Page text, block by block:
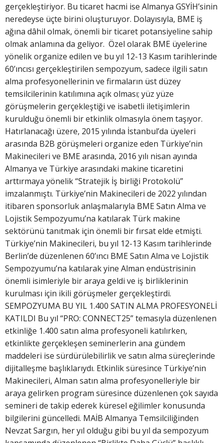
gerçekleştiriyor. Bu ticaret hacmi ise Almanya GSYİH’sinin
neredeyse üçte birini oluşturuyor. Dolayısıyla, BME iş
ağına dâhil olmak, önemli bir ticaret potansiyeline sahip
olmak anlamına da geliyor. Özel olarak BME üyelerine
yönelik organize edilen ve bu yıl 12-13 Kasım tarihlerinde
60’ıncısı gerçekleştirilen sempozyum, sadece ilgili satın
alma profesyonellerinin ve firmaların üst düzey
temsilcilerinin katılımına açık olması; yüz yüze
görüşmelerin gerçekleştiği ve isabetli iletişimlerin
kurulduğu önemli bir etkinlik olmasıyla önem taşıyor.
Hatırlanacağı üzere, 2015 yılında İstanbul’da üyeleri
arasında B2B görüşmeleri organize eden Türkiye’nin
Makinecileri ve BME arasında, 2016 yılı nisan ayında
Almanya ve Türkiye arasındaki makine ticaretini
arttırmaya yönelik “Stratejik İş birliği Protokolü”
imzalanmıştı. Türkiye’nin Makinecileri de 2022 yılından
itibaren sponsorluk anlaşmalarıyla BME Satın Alma ve
Lojistik Sempozyumu’na katılarak Türk makine
sektörünü tanıtmak için önemli bir fırsat elde etmişti.
Türkiye’nin Makinecileri, bu yıl 12-13 Kasım tarihlerinde
Berlin’de düzenlenen 60’ıncı BME Satın Alma ve Lojistik
Sempozyumu’na katılarak yine Alman endüstrisinin
önemli isimleriyle bir araya geldi ve iş birliklerinin
kurulması için ikili görüşmeler gerçekleştirdi.
SEMPOZYUMA BU YIL 1.400 SATIN ALMA PROFESYONELİ
KATILDI Bu yıl “PRO: CONNECT25” temasıyla düzenlenen
etkinliğe 1.400 satın alma profesyoneli katılırken,
etkinlikte gerçekleşen seminerlerin ana gündem
maddeleri ise sürdürülebilirlik ve satın alma süreçlerinde
dijitalleşme başlıklarıydı. Etkinlik süresince Türkiye’nin
Makinecileri, Alman satın alma profesyonelleriyle bir
araya gelirken program süresince düzenlenen çok sayıda
semineri de takip ederek küresel eğilimler konusunda
bilgilerini güncelledi. MAİB Almanya Temsilciliğinden
Nevzat Sargın, her yıl olduğu gibi bu yıl da sempozyum